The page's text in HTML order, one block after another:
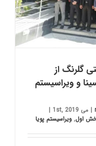
گلرنگ از
و ویراسیستم
| می 1st, 2019
|
اول, ویراسیستم پویا